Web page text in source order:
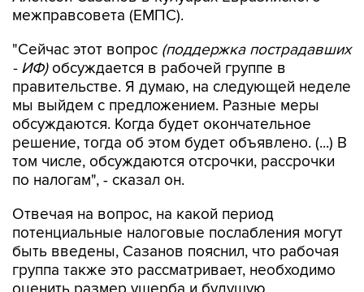
"Сейчас этот вопрос(поддержка пострадавших
правительстве. Я думаю, на следующей неделе
мы выйдем с предложением. Разные меры
обсуждаются. Когда будет окончательное
решение, тогда об этом будет объявлено. (...) В
том числе, обсуждаются отсрочки, рассрочки
по налогам", - сказал он.
Отвечая на вопрос, на какой период
быть введены, Сазанов пояснил, что рабочая
группа также это рассматривает, необходимо
оценить размер ущерба и будущую
платежеспособность пострадавших.